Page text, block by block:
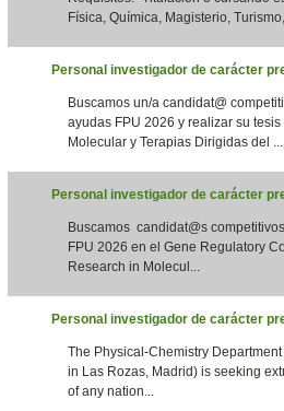
Física, Química, Magisterio,
Personal investigador de carácter
Buscamos un/a candidat@
ayudas FPU 2026 y realizar su
Molecular y Terapias Dirigidas del ...
Personal investigador de carácter
Buscamos candidat@s
FPU 2026 en el Gene Regulatory
Research in Molecul...
Personal investigador de carácter
The Physical-Chemistry
in Las Rozas, Madrid) is seeking
of any nation...